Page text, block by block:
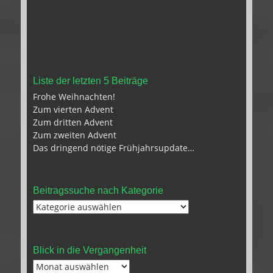
Liste der letzten 5 Beiträge
Frohe Weihnachten!
Zum vierten Advent
Zum dritten Advent
Zum zweiten Advent
Das dringend nötige Frühjahrsupdate…
Beitragssuche nach Kategorie
Beitragssuche
Blick in die Vergangenheit
Blick